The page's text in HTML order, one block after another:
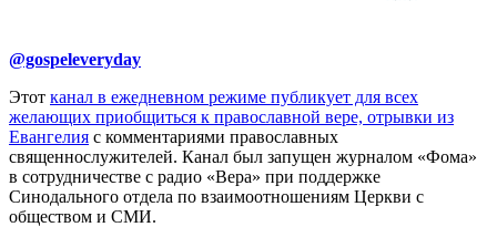
@gospeleveryday
Этот канал в ежедневном режиме публикует для всех
желающих приобщиться к православной вере, отрывки из
Евангелия с комментариями православных
священнослужителей. Канал был запущен журналом «Фома»
в сотрудничестве с радио «Вера» при поддержке
Синодального отдела по взаимоотношениям Церкви с
обществом и СМИ.